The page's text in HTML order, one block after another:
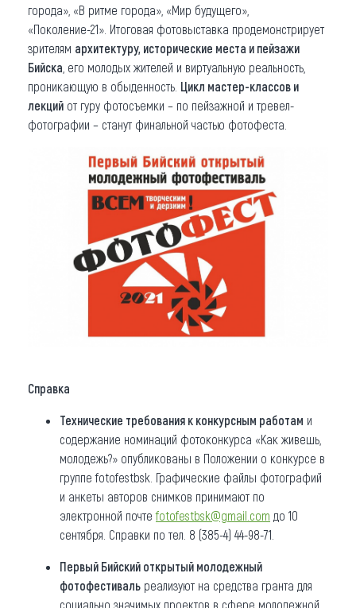
города», «В ритме города», «Мир будущего»,
«Поколение-21». Итоговая фотовыставка продемонстрирует
зрителям архитектуру, исторические места и пейзажи
Бийска , его молодых жителей и виртуальную реальность,
проникающую в обыденность. Цикл мастер-классов и
лекций от гуру фотосъемки – по пейзажной и тревел-
фотографии – станут финальной частью фотофеста.
Справка
Технические требования к конкурсным работам и
содержание номинаций фотоконкурса «Как живешь,
молодежь?» опубликованы в Положении о конкурсе в
группе fotofestbsk. Графические файлы фотографий
и анкеты авторов снимков принимают по
электронной почтеfotofestbsk@gmail.com до 10
сентября. Справки по тел. 8 (385-4) 44-98-71.
Первый Бийский открытый молодежный
фотофестиваль реализуют на средства гранта для
социально значимых проектов в сфере молодежной